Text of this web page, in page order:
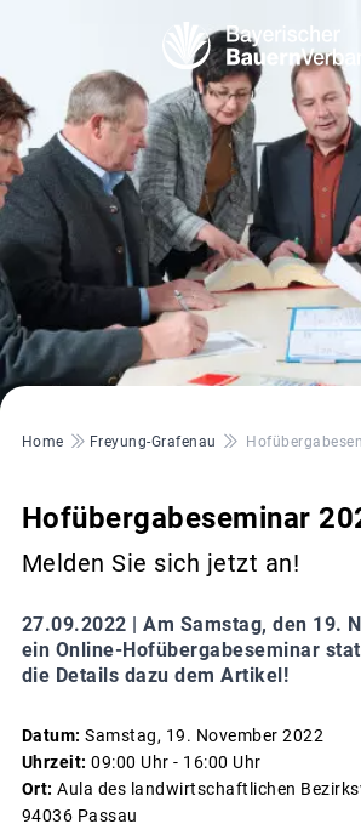
Pfadnavigation
Home Freyung-Grafenau
Hofübergabeseminar
Melden Sie sich jetzt an!
27.09.2022 | Am Samstag, den 19.
ein Online-Hofübergabeseminar
die Details dazu dem Artikel!
Datum: Samstag, 19. November 2022
Uhrzeit: 09:00 Uhr - 16:00 Uhr
Ort: Aula des landwirtschaftlichen
94036 Passau